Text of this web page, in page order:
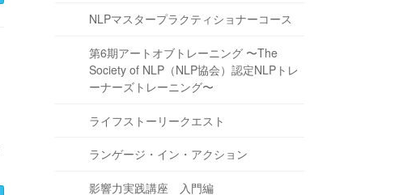
NLPマスタープラクティショナーコース
第6期アートオブトレーニング 〜The
Society of NLP（NLP協会）認定NLPトレ
ーナーズトレーニング〜
ライフストーリークエスト
ランゲージ・イン・アクション
影響力実践講座 入門編